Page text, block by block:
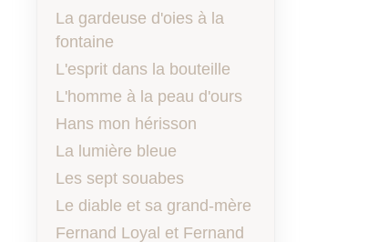
La gardeuse d'oies à la
fontaine
L'esprit dans la bouteille
L'homme à la peau d'ours
Hans mon hérisson
La lumière bleue
Les sept souabes
Le diable et sa grand-mère
Fernand Loyal et Fernand